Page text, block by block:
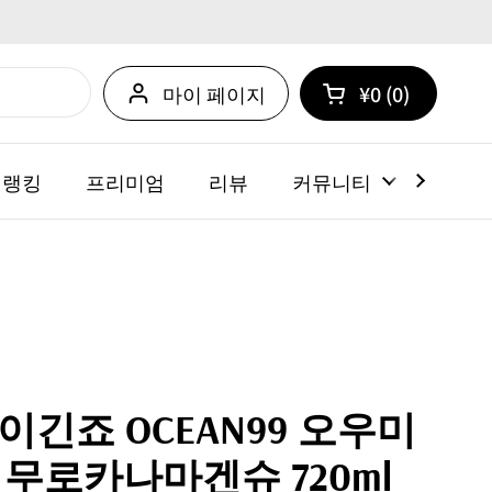
마이 페이지 카트 열기
쇼핑 카트 총계:
¥0 0
카트 내에 제품
킹 프리미엄 리뷰 커뮤니티
긴죠 OCEAN99 오우미
무로카나마겐슈 720ml